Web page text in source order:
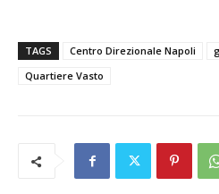
TAGS Centro Direzionale Napoli
Quartiere Vasto